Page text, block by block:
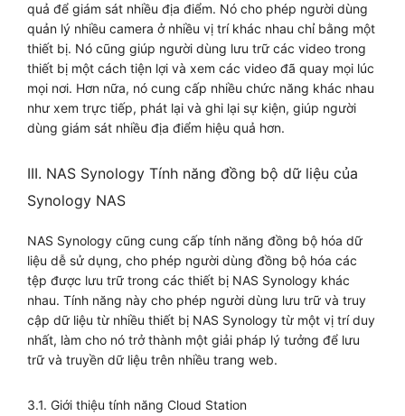
quả để giám sát nhiều địa điểm. Nó cho phép người dùng
quản lý nhiều camera ở nhiều vị trí khác nhau chỉ bằng một
thiết bị. Nó cũng giúp người dùng lưu trữ các video trong
thiết bị một cách tiện lợi và xem các video đã quay mọi lúc
mọi nơi. Hơn nữa, nó cung cấp nhiều chức năng khác nhau
như xem trực tiếp, phát lại và ghi lại sự kiện, giúp người
dùng giám sát nhiều địa điểm hiệu quả hơn.
III. NAS Synology Tính năng đồng bộ dữ liệu của
Synology NAS
NAS Synology cũng cung cấp tính năng đồng bộ hóa dữ
liệu dễ sử dụng, cho phép người dùng đồng bộ hóa các
tệp được lưu trữ trong các thiết bị NAS Synology khác
nhau. Tính năng này cho phép người dùng lưu trữ và truy
cập dữ liệu từ nhiều thiết bị NAS Synology từ một vị trí duy
nhất, làm cho nó trở thành một giải pháp lý tưởng để lưu
trữ và truyền dữ liệu trên nhiều trang web.
3.1. Giới thiệu tính năng Cloud Station